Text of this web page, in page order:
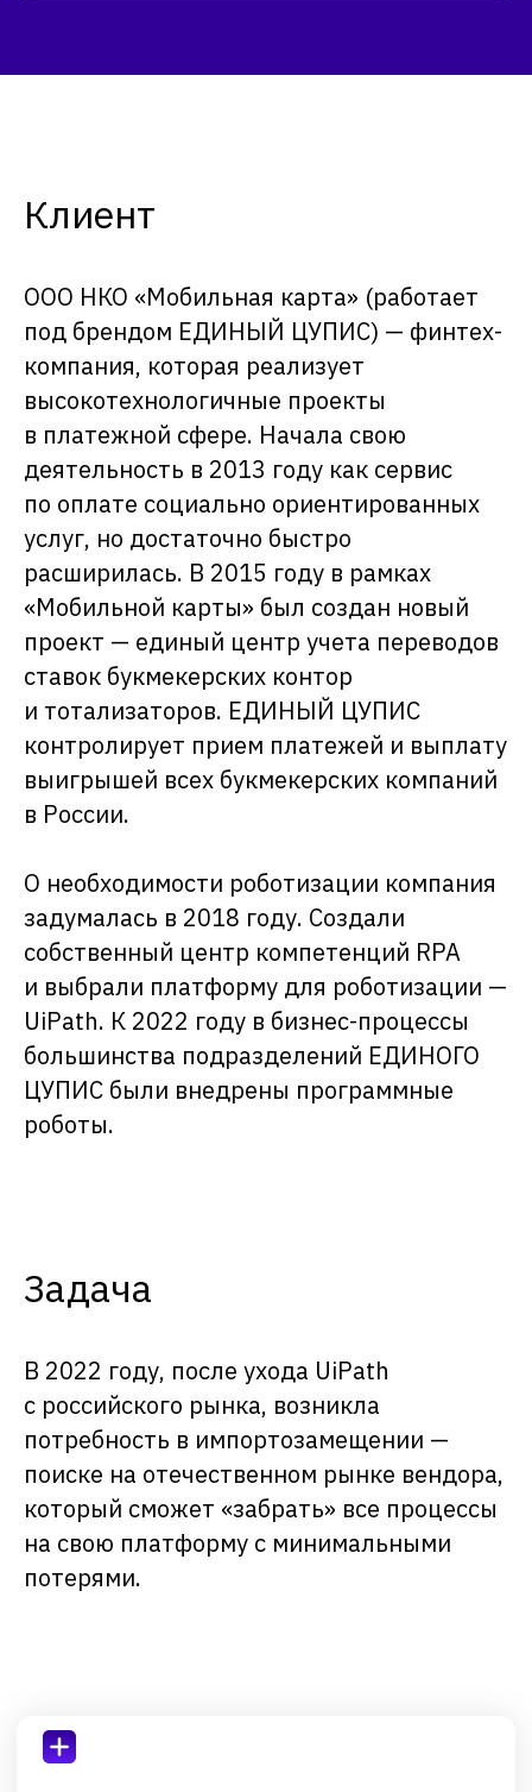
Клиент
ООО НКО «Мобильная карта» (работает
под брендом ЕДИНЫЙ ЦУПИС) — финтех-
компания, которая реализует
высокотехнологичные проекты
в платежной сфере. Начала свою
деятельность в 2013 году как сервис
по оплате социально ориентированных
услуг, но достаточно быстро
расширилась. В 2015 году в рамках
«Мобильной карты» был создан новый
проект — единый центр учета переводов
ставок букмекерских контор
и тотализаторов. ЕДИНЫЙ ЦУПИС
контролирует прием платежей и выплату
выигрышей всех букмекерских компаний
в России.
О необходимости роботизации компания
задумалась в 2018 году. Создали
собственный центр компетенций RPA
и выбрали платформу для роботизации —
UiPath. К 2022 году в бизнес-процессы
большинства подразделений ЕДИНОГО
ЦУПИС были внедрены программные
роботы.
Задача
В 2022 году, после ухода UiPath
с российского рынка, возникла
потребность в импортозамещении —
поиске на отечественном рынке вендора,
который сможет «забрать» все процессы
на свою платформу с минимальными
потерями.
На момент миграции компания
с помощью программных
роботов решала следующие
уменьшение количества
рутинных операций в
работе людей,
высвобождение времени
человеческим фактором,
сокращение времени на
операций.